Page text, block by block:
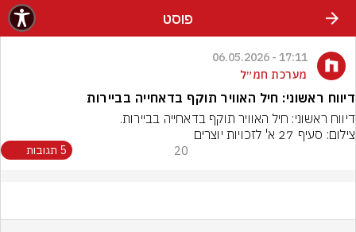
פוסט
17:11 - 06.05.2026
מערכת חמ״ל
דיווח ראשוני: חיל האוויר תוקף בדאחייה בביירות
דיווח ראשוני: חיל האוויר תוקף בדאחייה בביירות.
צילום: סעיף 27 א' לזכויות יוצרים
20 5 תגובות